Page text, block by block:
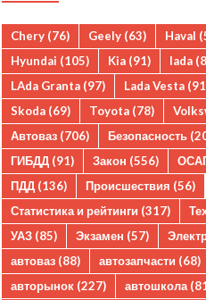
Chery (76) Geely (63) Haval
Hyundai (105) Kia (91) lada
LAda Granta (97) Lada Vesta
Skoda (69) Toyota (78)
Автоваз (706) Безопасность
ГИБДД (91) Закон (556)
ПДД (136) Происшествия (56)
Статистика и рейтинги (317)
УАЗ (85) Экзамен (57)
автоваз (88) автозапчасти (68)
авторынок (227) автошкола